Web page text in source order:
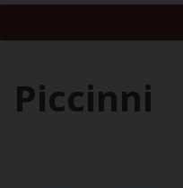
Piccinni